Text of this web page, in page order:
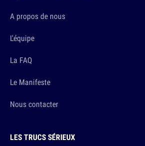
A propos de nous
L'équipe
La FAQ
Le Manifeste
Nous contacter
LES TRUCS SÉRIEUX